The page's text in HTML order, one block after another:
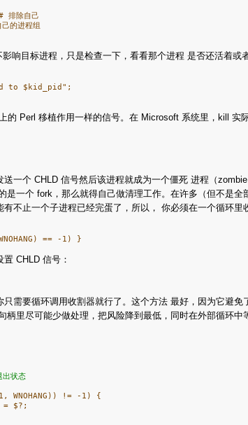
除自己
的进程组
响目标进程，只是检查一下，看看那个进程 是否还活着
to $kid_pid";
的 Perl 移植作用一样的信号。在 Microsoft 系统里，kill
一个 CHLD 信号然后该进程就成为一个僵死 进程（
是一个 fork，那么就得自己做清理工作。在许多（但不是
不止一个子进程已经完蛋了，所以， 你必须在一个循环里
CHLD 信号：
需要循环调用收割器就行了。这个方法 最好，因为它避
里尽可能少做处理，把风险降到最低，同时在外部循环中
状态
WNOHANG)) != -1) {
= $?;